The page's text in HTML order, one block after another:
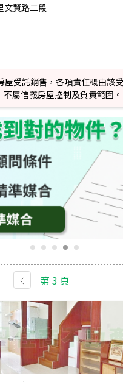
文賢路二段
受託銷售，各項責任概由該
不屬信義房屋控制及負責範圍。
第 3 頁